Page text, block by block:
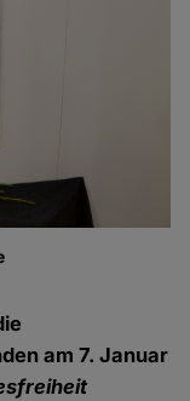
am 7. Januar